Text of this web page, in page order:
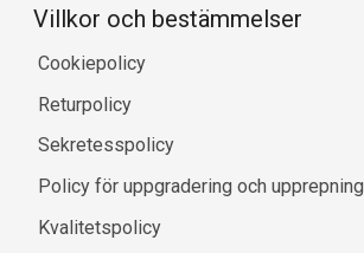
Villkor och bestämmelser
Cookiepolicy
Returpolicy
Sekretesspolicy
Policy för uppgradering och upprepning
Kvalitetspolicy